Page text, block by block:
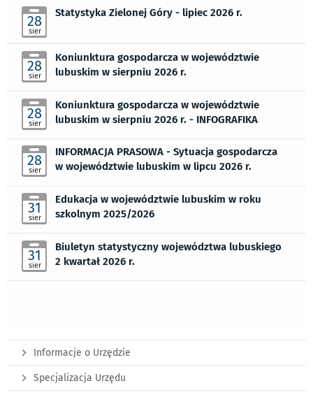
28
sier
Statystyka Zielonej Góry - lipiec 2026 r.
28
sier
Koniunktura gospodarcza w województwie
lubuskim w sierpniu 2026 r.
28
sier
Koniunktura gospodarcza w województwie
lubuskim w sierpniu 2026 r. - INFOGRAFIKA
28
sier
INFORMACJA PRASOWA - Sytuacja gospodarcza
w województwie lubuskim w lipcu 2026 r.
31
sier
Edukacja w województwie lubuskim w roku
szkolnym 2025/2026
31
sier
Biuletyn statystyczny województwa lubuskiego
2 kwartał 2026 r.
Informacje o Urzędzie
Specjalizacja Urzędu